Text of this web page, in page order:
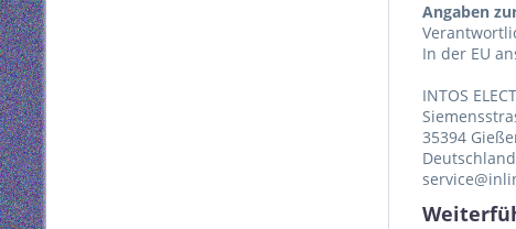
Angaben
In der EU
INTOS
35394
Deutschland